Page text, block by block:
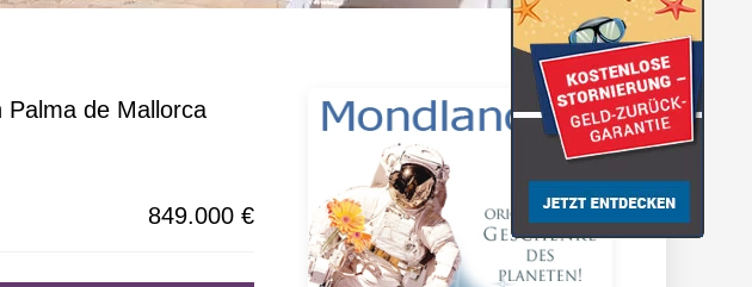
Palma de Mallorca
849.000 €